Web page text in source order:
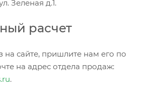
Зеленая д.1.
расчет
на сайте, пришлите нам его по
на адрес отдела продаж:
.